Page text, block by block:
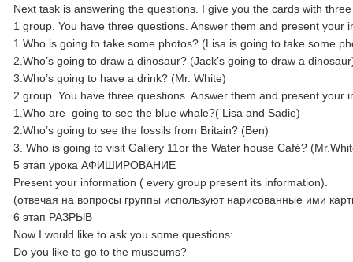
Next task is answering the questions. I give you the cards with
1 group. You have three questions. Answer them and present your
1.Who is going to take some photos? (Lisa is going to take some
2.Who’s going to draw a dinosaur? (Jack’s going to draw a
3.Who’s going to have a drink? (Mr. White)
2 group .You have three questions. Answer them and present your
1.Who are going to see the blue whale?( Lisa and Sadie)
2.Who’s going to see the fossils from Britain? (Ben)
3. Who is going to visit Gallery 11or the Water house Café?
5 этап урока АФИШИРОВАНИЕ
Present your information ( every group present its information).
(отвечая на вопросы группы используют нарисованные ими
6 этап РАЗРЫВ
Now I would like to ask you some questions:
Do you like to go to the museums?